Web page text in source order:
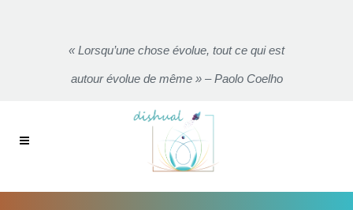
« Lorsqu’une chose évolue, tout ce qui est
autour évolue de même » – Paolo Coelho